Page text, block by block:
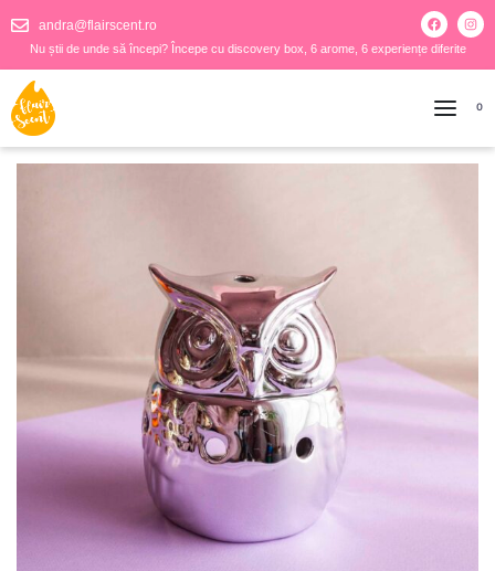
andra@flairscent.ro
Nu știi de unde să începi? Începe cu discovery box, 6 arome, 6 experiențe diferite
0